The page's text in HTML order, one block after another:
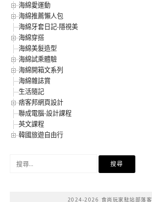
海綿愛運動
海綿推薦懶人包
海綿牙套日記-隱視美
海綿穿搭
海綿美髮造型
海綿試乘體驗
海綿開箱文系列
海綿雜誌賞
生活隨記
痞客邦網頁設計
聯成電腦-設計課程
英文課程
韓國旅遊自由行
2024-2026 食尚玩家駐站部落客